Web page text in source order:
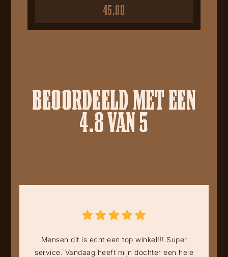
45,00
BEOORDEELD MET EEN
4.8 VAN 5
Mensen dit is echt een top winkel!!! Super
service. Vandaag heeft mijn dochter een hele